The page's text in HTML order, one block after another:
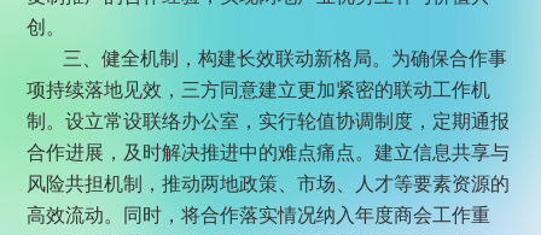
创。
三、健全机制，构建长效联动新格局。为确保合作事
项持续落地见效，三方同意建立更加紧密的联动工作机
制。设立常设联络办公室，实行轮值协调制度，定期通报
合作进展，及时解决推进中的难点痛点。建立信息共享与
风险共担机制，推动两地政策、市场、人才等要素资源的
高效流动。同时，将合作落实情况纳入年度商会工作重